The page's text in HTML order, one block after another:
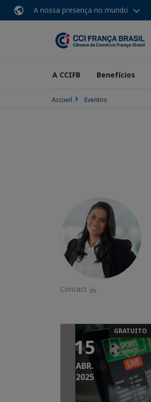
A nossa presença no mundo
A CCIFB Benefícios
Accueil Eventos
Contact
15
ABR.
2025
GRATUITO